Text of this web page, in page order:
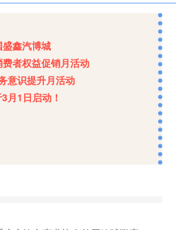
盛鑫汽博城
者权益促销月活动
意识提升月活动
月1日启动！